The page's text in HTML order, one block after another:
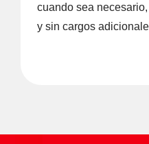
cuando sea
y sin cargos